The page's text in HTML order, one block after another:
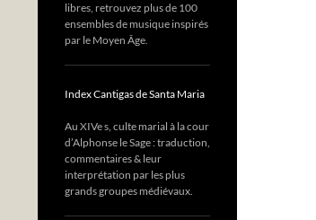
libres, retrouvez plus de 100
ensembles de musique inspirés
par le Moyen Âge.
Index Cantigas de Santa Maria
Au XIVe s, culte marial à la cour
d’Alphonse le Sage : traduction,
commentaires & leur
interprétation par les plus
grands groupes médiévaux.